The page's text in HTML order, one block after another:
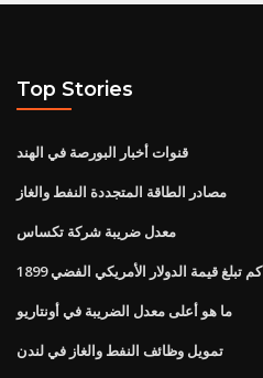
Top Stories
قنوات أخبار البورصة في الهند
مصادر الطاقة المتجددة النفط والغاز
معدل ضريبة شركة تكساس
كم تبلغ قيمة الدولار الأمريكي الفضي 1899
ما هو أعلى معدل الضريبة في أونتاريو
تمويل وظائف النفط والغاز في لندن